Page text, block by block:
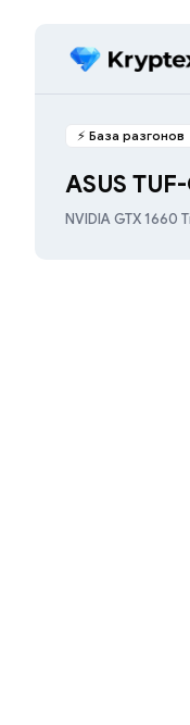
⚡️ База разгонов
ASUS
NVIDIA GTX 1660 Ti